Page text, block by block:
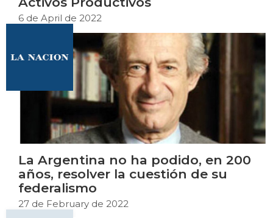
6 de April de 2022
La Argentina no ha podido, en 200
años, resolver la cuestión de su
federalismo
27 de February de 2022